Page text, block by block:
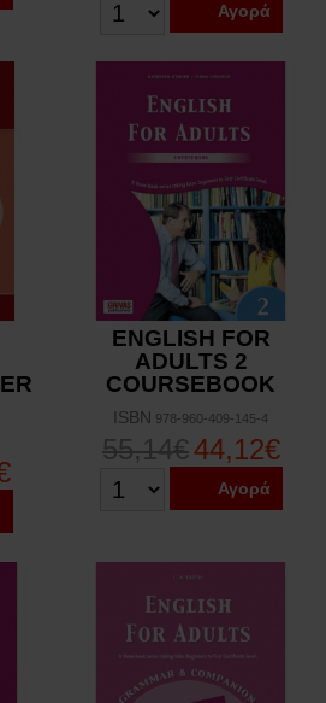
Αγορά
ENGLISH FOR
ADULTS 2
COURSEBOOK
ISBN 978-960-409-145-4
55,14€44,12€
Αγορά